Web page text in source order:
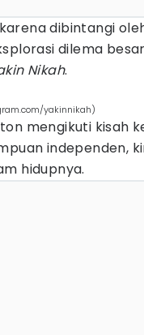
dibintangi
dilema
Nikah.
yakinnikah)
mengikuti kisah
independen,
hidupnya.